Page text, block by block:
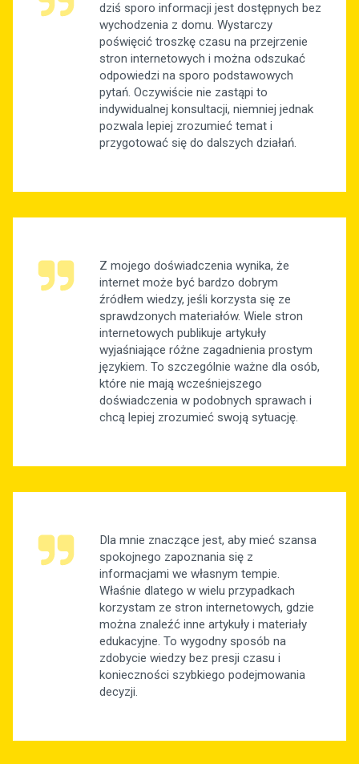
dziś sporo informacji jest dostępnych bez
wychodzenia z domu. Wystarczy
poświęcić troszkę czasu na przejrzenie
stron internetowych i można odszukać
odpowiedzi na sporo podstawowych
pytań. Oczywiście nie zastąpi to
indywidualnej konsultacji, niemniej jednak
pozwala lepiej zrozumieć temat i
przygotować się do dalszych działań.
Z mojego doświadczenia wynika, że
internet może być bardzo dobrym
źródłem wiedzy, jeśli korzysta się ze
sprawdzonych materiałów. Wiele stron
internetowych publikuje artykuły
wyjaśniające różne zagadnienia prostym
językiem. To szczególnie ważne dla osób,
które nie mają wcześniejszego
doświadczenia w podobnych sprawach i
chcą lepiej zrozumieć swoją sytuację.
Dla mnie znaczące jest, aby mieć szansa
spokojnego zapoznania się z
informacjami we własnym tempie.
Właśnie dlatego w wielu przypadkach
korzystam ze stron internetowych, gdzie
można znaleźć inne artykuły i materiały
edukacyjne. To wygodny sposób na
zdobycie wiedzy bez presji czasu i
konieczności szybkiego podejmowania
decyzji.